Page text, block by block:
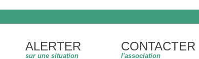
ALERTER
sur une situation
CONTACTER
l'association